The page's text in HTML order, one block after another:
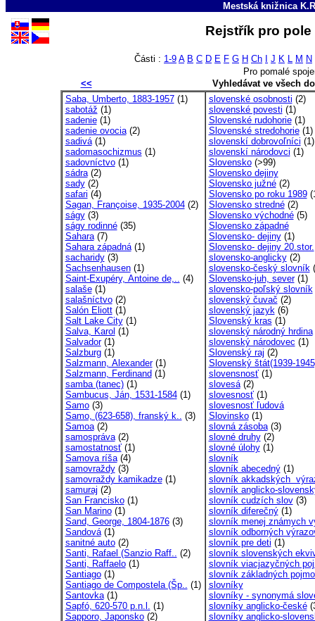
Mestská knižnica
Rejstřík pro
Části : 1-9 A B C D E F G H Ch J K L M N
Pro pomalé
<<
Vyhledávat ve všech
Saba, Umberto, 1883-1957(1)
sabotáž (1)
sadenie(1)
sadenie ovocia(2)
sadivá(1)
sadomasochizmus (1)
sadovníctvo(1)
sádra(2)
sady(2)
safari (4)
Sagan, Françoise, 1935-2004(2)
ságy(3)
ságy rodinné(35)
Sahara(7)
Sahara západná(1)
sacharidy(3)
Sachsenhausen(1)
Saint-Exupéry, Antoine de,.. (4)
salaše(1)
salašníctvo(2)
Salón Eliott(1)
Salt Lake City(1)
Salva, Karol (1)
Salvador(1)
Salzburg(1)
Salzmann, Alexander(1)
Salzmann, Ferdinand (1)
samba (tanec)(1)
Sambucus, Ján, 1531-1584(1)
Samo(3)
Samo, (623-658), franský k.. (3)
Samoa(2)
samospráva(2)
samostatnosť(1)
Samova ríša(4)
samovraždy(3)
samovraždy kamikadze(1)
samuraj (2)
San Francisko(1)
San Marino(1)
Sand, George, 1804-1876(3)
Sandová(1)
sanitné auto(2)
Santi, Rafael (Sanzio Raff.. (2)
Santi, Raffaelo(1)
Santiago(1)
Santiago de Compostela (Šp.. (1)
Santovka(1)
Sapfó, 620-570 p.n.l. (1)
Sapporo, Japonsko(2)
slovenské osobnosti (2)
slovenské povesti (1)
Slovenské rudohorie(1)
Slovenské stredohorie(1)
slovenskí dobrovoľníci (1)
slovenskí národovci (1)
Slovensko(>99)
Slovensko dejiny
Slovensko južné(2)
Slovensko po roku 1989
Slovensko stredné(2)
Slovensko východné(5)
Slovensko západné
Slovensko- dejiny(1)
Slovensko- dejiny 20.stor.
slovensko-anglicky(2)
slovensko-český slovník
Slovensko-juh, sever(1)
slovensko-poľský slovník
slovenský čuvač (2)
slovenský jazyk(6)
Slovenský kras (1)
slovenský národný hrdina
slovenský národovec (1)
Slovenský raj (2)
Slovenský štát(1939-
slovensnosť(1)
slovesá(2)
slovesnosť(1)
slovesnosť ľudová
Slovinsko(1)
slovná zásoba(3)
slovné druhy(2)
slovné úlohy(1)
slovník
slovník abecedný(1)
slovník akkadských
slovník anglicko-
slovník cudzích slov(3)
slovník diferečný(1)
slovník menej známych
slovník odborných
slovník pre deti (1)
slovník slovenských
slovník viacjazyčných
slovník základných
slovníky
slovníky - synonymá
slovníky anglicko-české
slovníky anglicko-